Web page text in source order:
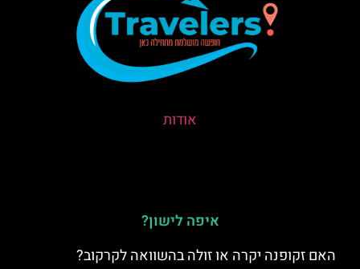
אודות
איפה לישון?
האם זקופנה יקרה או זולה בהשוואה לקרקוב?